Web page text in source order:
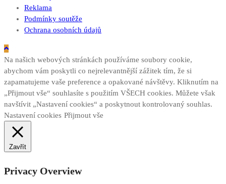
Reklama
Podmínky soutěže
Ochrana osobních údajů
Na našich webových stránkách používáme soubory cookie,
abychom vám poskytli co nejrelevantnější zážitek tím, že si
zapamatujeme vaše preference a opakované návštěvy. Kliknutím na
„Přijmout vše“ souhlasíte s použitím VŠECH cookies. Můžete však
navštívit „Nastavení cookies“ a poskytnout kontrolovaný souhlas.
Nastavení cookies Přijmout vše
Zavřít
Privacy Overview